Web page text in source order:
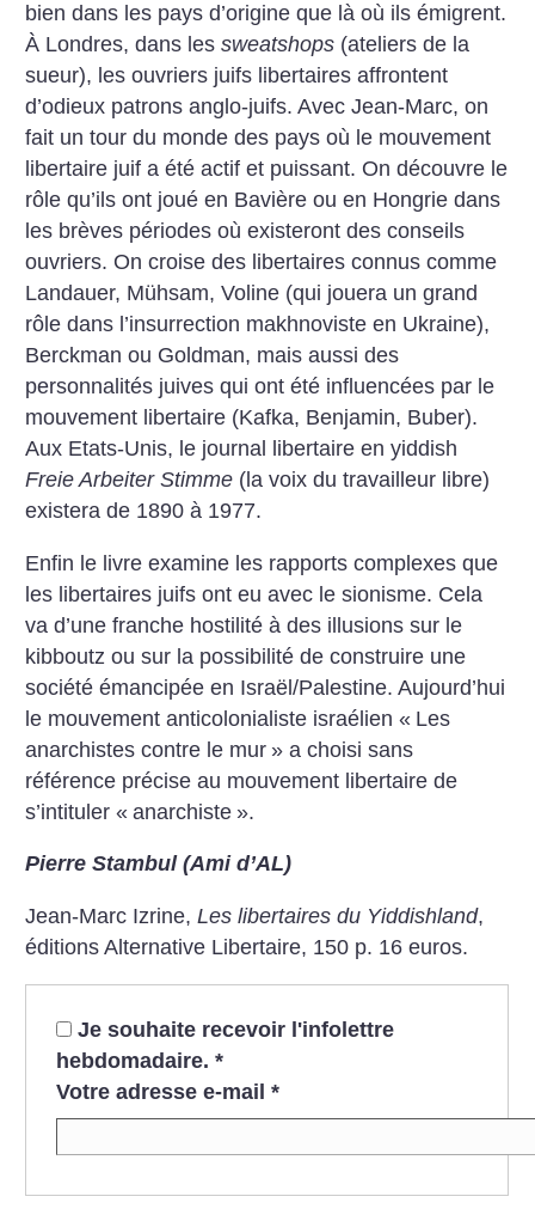
bien dans les pays d’origine que là où ils émigrent.
À Londres, dans lessweatshops (ateliers de la
sueur), les ouvriers juifs libertaires affrontent
d’odieux patrons anglo-juifs. Avec Jean-Marc, on
fait un tour du monde des pays où le mouvement
libertaire juif a été actif et puissant. On découvre le
rôle qu’ils ont joué en Bavière ou en Hongrie dans
les brèves périodes où existeront des conseils
ouvriers. On croise des libertaires connus comme
Landauer, Mühsam, Voline (qui jouera un grand
rôle dans l’insurrection makhnoviste en Ukraine),
Berckman ou Goldman, mais aussi des
personnalités juives qui ont été influencées par le
mouvement libertaire (Kafka, Benjamin, Buber).
Aux Etats-Unis, le journal libertaire en yiddish
Freie Arbeiter Stimme (la voix du travailleur libre)
existera de 1890 à 1977.
Enfin le livre examine les rapports complexes que
les libertaires juifs ont eu avec le sionisme. Cela
va d’une franche hostilité à des illusions sur le
kibboutz ou sur la possibilité de construire une
société émancipée en Israël/Palestine. Aujourd’hui
le mouvement anticolonialiste israélien « Les
anarchistes contre le mur » a choisi sans
référence précise au mouvement libertaire de
s’intituler « anarchiste ».
Pierre Stambul (Ami d’AL)
Jean-Marc Izrine,Les libertaires du Yiddishland,
éditions Alternative Libertaire, 150 p. 16 euros.
Je souhaite recevoir l'infolettre
hebdomadaire. *
Votre adresse e-mail *